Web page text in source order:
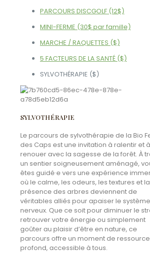
PARCOURS DISCGOLF (12$)
MINI-FERME (30$ par famille)
MARCHE / RAQUETTES ($)
5 FACTEURS DE LA SANTÉ ($)
SYLVOTHÉRAPIE ($)
SYLVOTHÉRAPIE
Le parcours de sylvothérapie de la Bio
des Caps est une invitation à ralentir et à
renouer avec la sagesse de la forêt. À
un sentier soigneusement aménagé,
êtes guidé·e vers une expérience
où le calme, les odeurs, les textures et la
présence des arbres deviennent de
véritables alliés pour apaiser le système
nerveux. Que ce soit pour diminuer le
retrouver votre énergie ou simplement
goûter au plaisir d’être en nature, ce
parcours offre un moment de
profond, accessible à tous.